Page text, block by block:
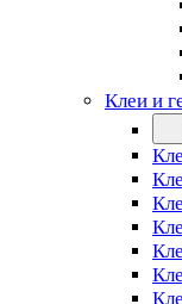
Клеи и